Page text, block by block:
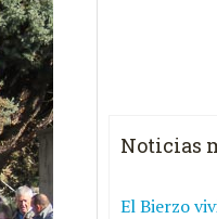
Noticias
El Bierzo